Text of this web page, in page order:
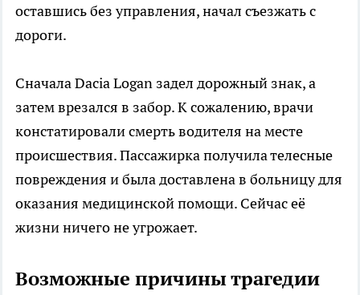
оставшись без управления, начал съезжать с
дороги.
Сначала Dacia Logan задел дорожный знак, а
затем врезался в забор. К сожалению, врачи
констатировали смерть водителя на месте
происшествия. Пассажирка получила телесные
повреждения и была доставлена в больницу для
оказания медицинской помощи. Сейчас её
жизни ничего не угрожает.
Возможные причины трагедии